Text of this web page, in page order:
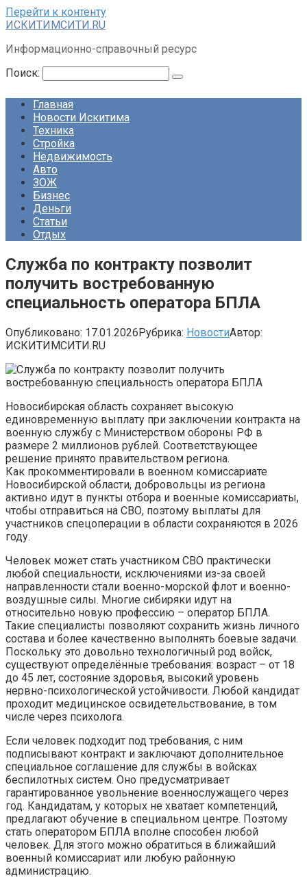
Перейти к контенту
ИСКИТИМСИТИ.RU
Информационно-справочный ресурс
Поиск:
Главная
Новости Искитима
Техника
Стройка
Недвижимость
Авто
ЗОЖ
Бизнес
Деньги
Статьи
Отдых
Служба по контракту позволит
получить востребованную
специальность оператора БПЛА
Опубликовано: 17.01.2026Рубрика: НовостиАвтор:
ИСКИТИМСИТИ.RU
Новосибирская область сохраняет высокую
единовременную выплату при заключении контракта на
военную службу с Министерством обороны РФ в
размере 2 миллионов рублей. Соответствующее
решение принято правительством региона.
Как прокомментировали в военном комиссариате
Новосибирской области, добровольцы из региона
активно идут в пункты отбора и военные комиссариаты,
чтобы отправиться на СВО, поэтому выплаты для
участников спецоперации в области сохраняются в 2026
году.
Человек может стать участником СВО практически
любой специальности, исключениями из-за своей
направленности стали военно-морской флот и военно-
воздушные силы. Многие сибиряки идут на
относительно новую профессию – оператор БПЛА.
Такие специалисты позволяют сохранить жизнь личного
состава и более качественно выполнять боевые задачи.
Поскольку это довольно технологичный род войск,
существуют определённые требования: возраст – от 18
до 45 лет, состояние здоровья, высокий уровень
нервно-психологической устойчивости. Любой кандидат
проходит медицинское освидетельствование, в том
числе через психолога.
Если человек подходит под требования, с ним
подписывают контракт и заключают дополнительное
специальное соглашение для службы в войсках
беспилотных систем. Оно предусматривает
гарантированное увольнение военнослужащего через
год. Кандидатам, у которых не хватает компетенций,
предлагают обучение в специальном центре. Поэтому
стать оператором БПЛА вполне способен любой
человек. Для этого можно обратиться в ближайший
военный комиссариат или любую районную
администрацию.